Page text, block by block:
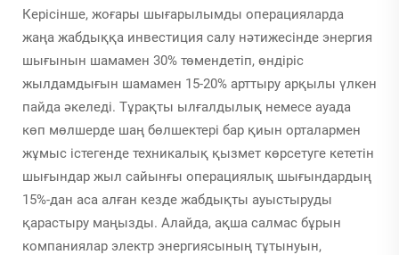
Керісінше, жоғары шығарылымды операцияларда
жаңа жабдыққа инвестиция салу нәтижесінде энергия
шығынын шамамен 30% төмендетіп, өндіріс
жылдамдығын шамамен 15-20% арттыру арқылы үлкен
пайда әкеледі. Тұрақты ылғалдылық немесе ауада
көп мөлшерде шаң бөлшектері бар қиын орталармен
жұмыс істегенде техникалық қызмет көрсетуге кететін
шығындар жыл сайынғы операциялық шығындардың
15%-дан аса алған кезде жабдықты ауыстыруды
қарастыру маңызды. Алайда, ақша салмас бұрын
компаниялар электр энергиясының тұтынуын,